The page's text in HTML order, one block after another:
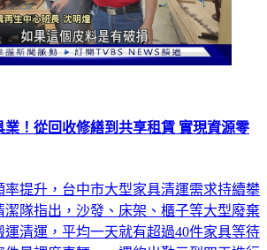
業！從回收修繕到共享租賃 實現資源零
率提升，台中市大型家具清運需求持續攀
潔隊指出，沙發、床架、櫃子等大型廢棄
運清運，平均一天就有超過40件家具等待